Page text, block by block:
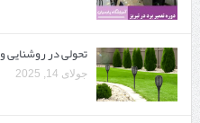
تحولی در
جولای 14, 2025